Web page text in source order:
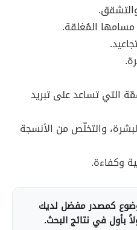
المُغلقة.
التي تساعد على تبريد
والتخلّص من الأنسجة
وكفاءة.
كمصدر مفضل لديك
بأول في نتائج البحث.